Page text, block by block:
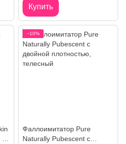
Купить
−10%
Фаллоимитатор Pure
Naturally Pubescent с